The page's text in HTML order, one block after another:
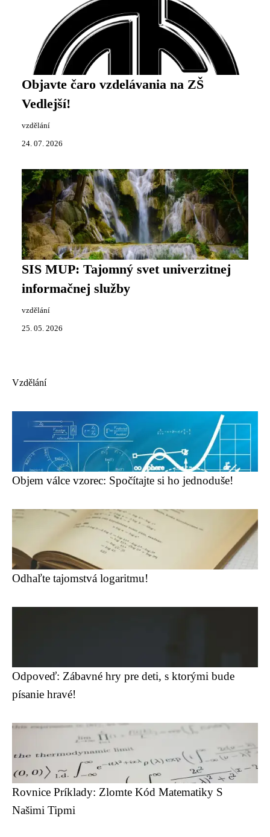
Objavte čaro vzdelávania na ZŠ
Vedlejší!
vzdělání
24. 07. 2026
SIS MUP: Tajomný svet univerzitnej
informačnej služby
vzdělání
25. 05. 2026
Vzdělání
Objem válce vzorec: Spočítajte si ho jednoduše!
Odhaľte tajomstvá logaritmu!
Odpoveď: Zábavné hry pre deti, s ktorými bude
písanie hravé!
Rovnice Príklady: Zlomte Kód Matematiky S
Našimi Tipmi